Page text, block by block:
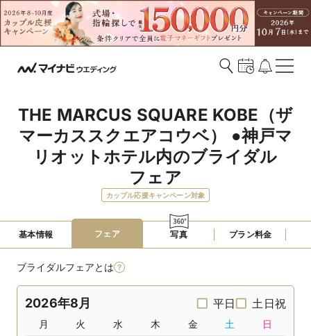
THE MARCUS SQUARE KOBE（ザ
マーカススクエアコウベ） ●神戸マ
リオットホテル内のブライダル
フェア
カップル応援キャンペーン対象
基本情報 フェア 写真 プラン料金
ブライダルフェアとは
2026年8月 平日 土日祝
月 火 水 木 金 土 日